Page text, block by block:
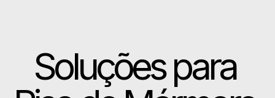
Soluções para